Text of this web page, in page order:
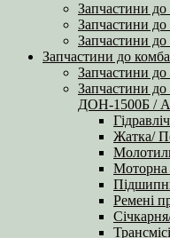
Запчастини
Запчастини
Запчастини
Запчастини до
Запчастини
Запчастини
ДОН-1500Б /
Жатка/
Моторна
Ремені